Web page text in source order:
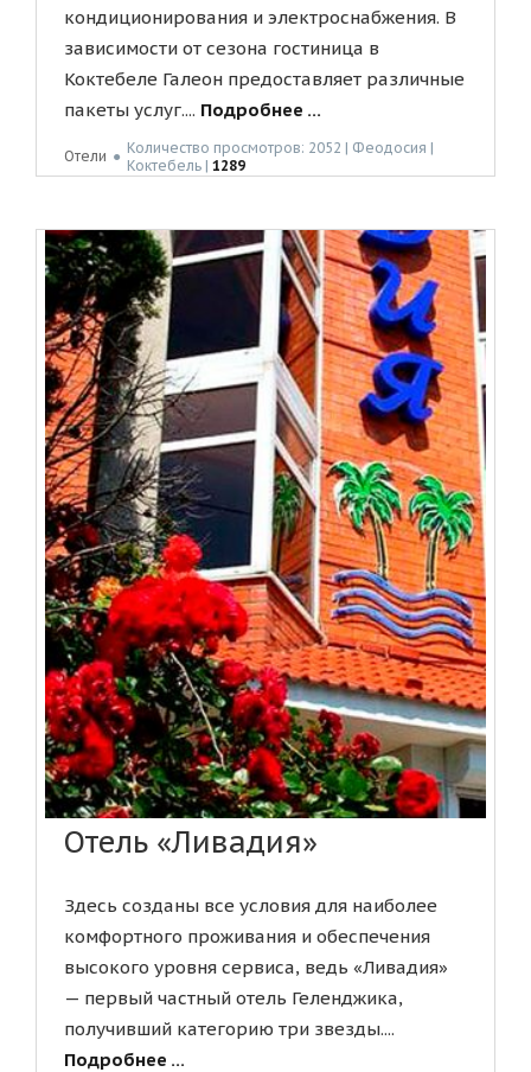
кондиционирования и электроснабжения. В
зависимости от сезона гостиница в
Коктебеле Галеон предоставляет различные
пакеты услуг.... Подробнее ...
Отели ● Количество просмотров: 2052 | Феодосия |
Коктебель | 1289
Отель «Ливадия»
Здесь созданы все условия для наиболее
комфортного проживания и обеспечения
высокого уровня сервиса, ведь «Ливадия»
— первый частный отель Геленджика,
получивший категорию три звезды....
Подробнее ...